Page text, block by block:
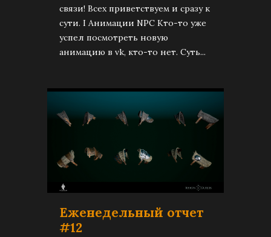
связи! Всех приветствуем и сразу к
сути. I Анимации NPC Кто-то уже
успел посмотреть новую
анимацию в vk, кто-то нет. Суть...
Еженедельный отчет
#12